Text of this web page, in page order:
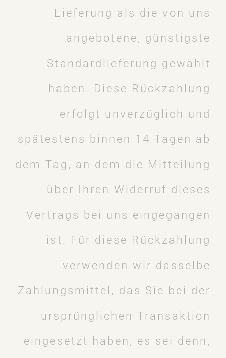
Lieferung als die von uns
angebotene, günstigste
Standardlieferung gewählt
haben. Diese Rückzahlung
erfolgt unverzüglich und
spätestens binnen 14 Tagen ab
dem Tag, an dem die Mitteilung
über Ihren Widerruf dieses
Vertrags bei uns eingegangen
ist. Für diese Rückzahlung
verwenden wir dasselbe
Zahlungsmittel, das Sie bei der
ursprünglichen Transaktion
eingesetzt haben, es sei denn,